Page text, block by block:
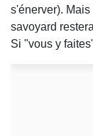
s'énerver).
savoyard
Si "vous y